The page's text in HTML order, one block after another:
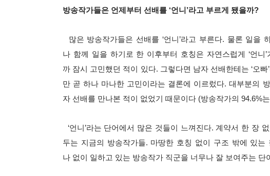
방송작가들은 언제부터 선배를 ‘언니’라고 부르게 됐을까?
많은 방송작가들은 선배를 ‘언니’라고 부른다. 물론 일을
나 함께 일을 하기로 한 이후부터 호칭은 자연스럽게 ‘언니’
까 잠시 고민했던 적이 있다. 그렇다면 남자 선배한테는 ‘오
만 곧 하나 마나한 고민이라는 결론에 이르렀다. 대부분의
자 선배를 만나본 적이 없었기 때문이다 (방송작가의 94.6%
‘언니’라는 단어에서 많은 것들이 느껴진다. 계약서 한 장
두는 지금의 방송작가들. 마땅한 호칭 없이 구조 밖에 있
나 없이 일하고 있는 방송작가 직군을 너무나 잘 보여주는 단